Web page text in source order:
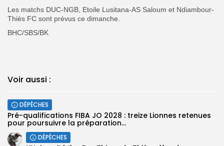
Les matchs DUC-NGB, Etoile Lusitana-AS Saloum et Ndiambour-
Thiès FC sont prévus ce dimanche.
BHC/SBS/BK
Voir aussi :
DÉPÊCHES
Pré-qualifications FIBA JO 2028 : treize Lionnes retenues
pour poursuivre la préparation...
DÉPÊCHES